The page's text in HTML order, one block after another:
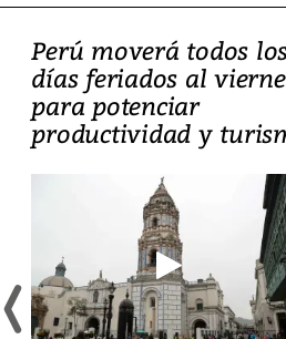
Perú moverá todos
días feriados al
para potenciar
productividad y